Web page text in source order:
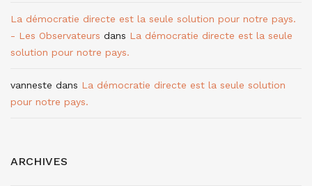
La démocratie directe est la seule solution pour notre pays.
- Les Observateurs dans La démocratie directe est la seule
solution pour notre pays.
vanneste dans La démocratie directe est la seule solution
pour notre pays.
ARCHIVES